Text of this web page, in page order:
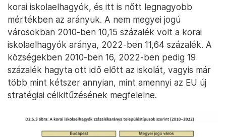
korai iskolaelhagyók, és itt is nőtt legnagyobb
mértékben az arányuk. A nem megyei jogú
városokban 2010-ben 10,15 százalék volt a korai
iskolaelhagyók aránya, 2022-ben 11,64 százalék. A
községekben 2010-ben 16, 2022-ben pedig 19
százalék hagyta ott idő előtt az iskolát, vagyis már
több mint kétszer annyian, mint amennyi az EU új
stratégiai célkitűzésének megfelelne.